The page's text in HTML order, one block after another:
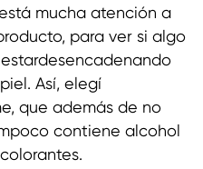
mucha atención a
para ver si algo
Así, elegí
que además de no
contiene alcohol